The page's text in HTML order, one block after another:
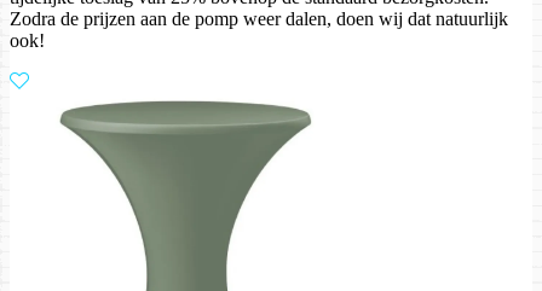
Zodra de prijzen aan de pomp weer dalen, doen wij dat natuurlijk
ook!